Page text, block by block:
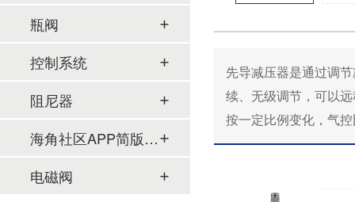
先导减压器是通过调节
续、无级调节，
按一定比例变化，气控
瓶阀
控制系统
阻尼器
海角社区APP简版下载及管件
电磁阀